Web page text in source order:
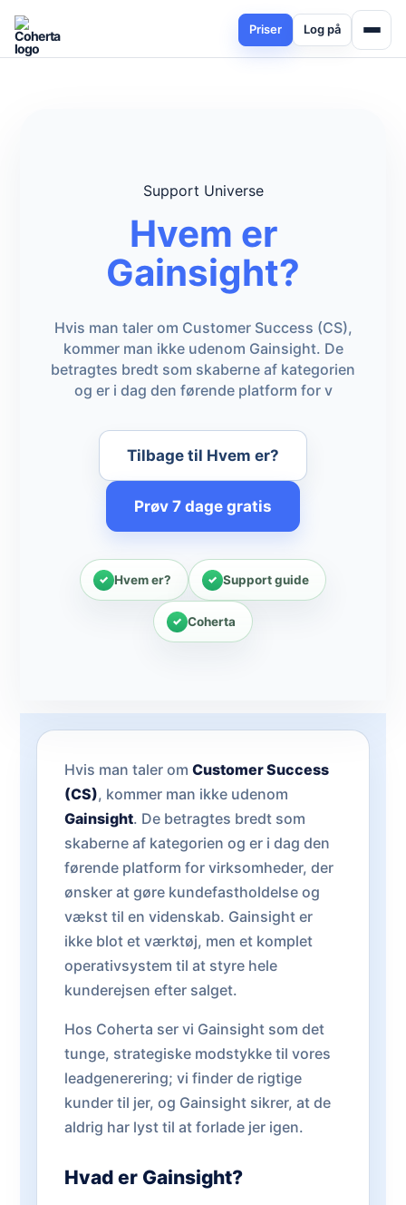
Priser Log på
Support Universe
Hvem er
Gainsight?
Hvis man taler om Customer Success (CS),
kommer man ikke udenom Gainsight. De
betragtes bredt som skaberne af kategorien
og er i dag den førende platform for v
Tilbage til Hvem er?
Prøv 7 dage gratis
Hvem er? Support guide
Coherta
Hvis man taler om Customer Success
(CS), kommer man ikke udenom
Gainsight. De betragtes bredt som
skaberne af kategorien og er i dag den
førende platform for virksomheder, der
ønsker at gøre kundefastholdelse og
vækst til en videnskab. Gainsight er
ikke blot et værktøj, men et komplet
operativsystem til at styre hele
kunderejsen efter salget.
Hos Coherta ser vi Gainsight som det
tunge, strategiske modstykke til vores
leadgenerering; vi finder de rigtige
kunder til jer, og Gainsight sikrer, at de
aldrig har lyst til at forlade jer igen.
Hvad er Gainsight?